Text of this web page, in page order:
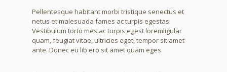
Pellentesque habitant morbi tristique senectus et
netus et malesuada fames ac turpis egestas.
Vestibulum torto mes ac turpis egest loremligular
quam, feugiat vitae, ultricies eget, tempor sit amet
ante. Donec eu lib ero sit amet quam eges.